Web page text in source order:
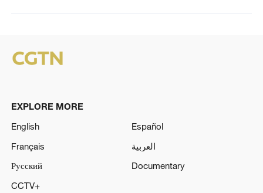
EXPLORE MORE
English
Español
Français
العربية
Русский
Documentary
CCTV+